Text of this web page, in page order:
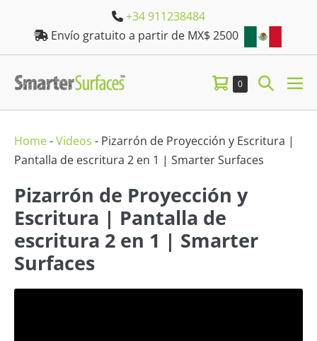
+34 911238484
Envío gratuito a partir de MX$ 2500
Shopping
Cart
0Items
Cart
Search
Toggle
Home-Videos - Pizarrón de Proyección y Escritura |
Pantalla de escritura 2 en 1 | Smarter Surfaces
Pizarrón de Proyección y
Escritura | Pantalla de
escritura 2 en 1 | Smarter
Surfaces